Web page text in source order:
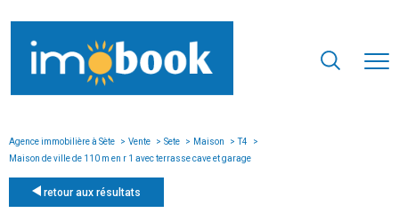
Agence immobilière à Sète Vente Sete Maison
T4
Maison de ville de 110 m en r 1 avec terrasse cave et garage
retour aux résultats